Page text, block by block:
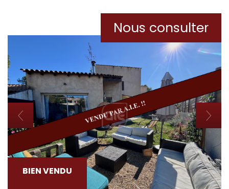
BIEN VENDU
Nous consulter